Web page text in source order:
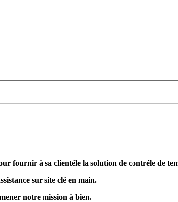
fournir à sa clientéle la solution de contréle de
sur site clé en main.
notre mission à bien.